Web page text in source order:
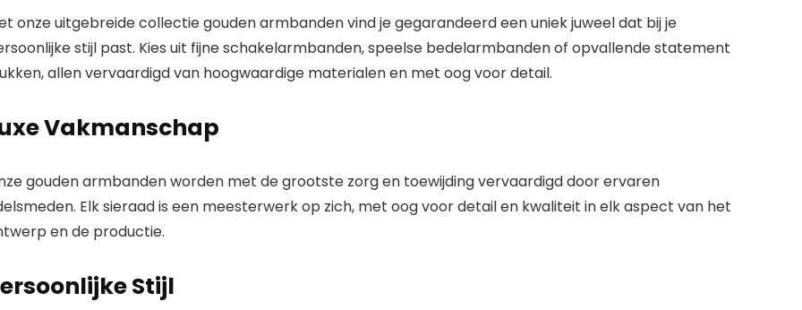
onze uitgebreide collectie gouden armbanden vind je gegarandeerd een uniek juweel dat bij je
stijl past. Kies uit fijne schakelarmbanden, speelse bedelarmbanden of opvallende statement
allen vervaardigd van hoogwaardige materialen en met oog voor detail.
Vakmanschap
gouden armbanden worden met de grootste zorg en toewijding vervaardigd door ervaren
Elk sieraad is een meesterwerk op zich, met oog voor detail en kwaliteit in elk aspect van het
en de productie.
Stijl